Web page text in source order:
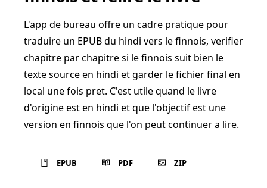
L'app de bureau offre un cadre pratique pour
traduire un EPUB du hindi vers le finnois, verifier
chapitre par chapitre si le finnois suit bien le
texte source en hindi et garder le fichier final en
local une fois pret. C'est utile quand le livre
d'origine est en hindi et que l'objectif est une
version en finnois que l'on peut continuer a lire.
EPUB PDF ZIP